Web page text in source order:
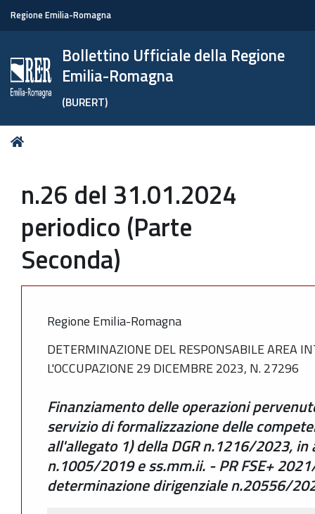
Regione Emilia-Romagna
Bollettino Ufficiale della Regione
Emilia-Romagna
(BURERT)
Tu
n.26 del 31.01.2024
periodico (Parte
Seconda)
Regione Emilia-Romagna
DETERMINAZIONE DEL RESPONSABILE AREA
L'OCCUPAZIONE 29 DICEMBRE 2023, N. 27296
Finanziamento delle operazioni
servizio di formalizzazione delle
all'allegato 1) della DGR n.1216/2023, in
n.1005/2019 e ss.mm.ii. - PR FSE+
determinazione dirigenziale n.20556/